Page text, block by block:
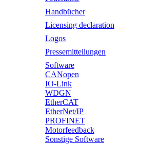
Handbücher
Licensing declaration
Logos
Pressemitteilungen
Software
CANopen
IO-Link
WDGN
EtherCAT
EtherNet/IP
PROFINET
Motorfeedback
Sonstige Software